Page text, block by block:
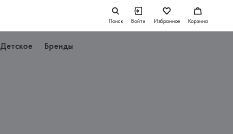
Поиск Войти Избранное Корзина
Детское Бренды